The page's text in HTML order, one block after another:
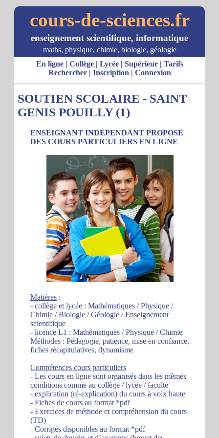
cours-de-sciences.fr
enseignement scientifique, informatique
maths, physique, chimie, biologie, géologie
En ligne| Collège| Lycée| Supérieur| Tarifs
Rechercher| Inscription | Connexion
SOUTIEN SCOLAIRE - SAINT
GENIS POUILLY (1)
ENSEIGNANT INDÉPENDANT PROPOSE
DES COURS PARTICULIERS EN LIGNE
Matières :
- collège et lycée : Mathématiques / Physique /
Chimie / Biologie / Géologie / Enseignement
scientifique
- licence L1 : Mathématiques / Physique / Chimie
Méthodes : Pédagogie, patience, mise en confiance,
fiches récapitulatives, dynamisme
Compétences cours particuliers
- Les cours en ligne sont organisés dans les mêmes
conditions comme au collège / lycée / faculté
- explication (ré-explication) du cours à voix haute
- Fiches de cours au format *pdf
- Exercices de méthode et compréhension du cours
(TD)
- Corrigés disponibles au format *pdf